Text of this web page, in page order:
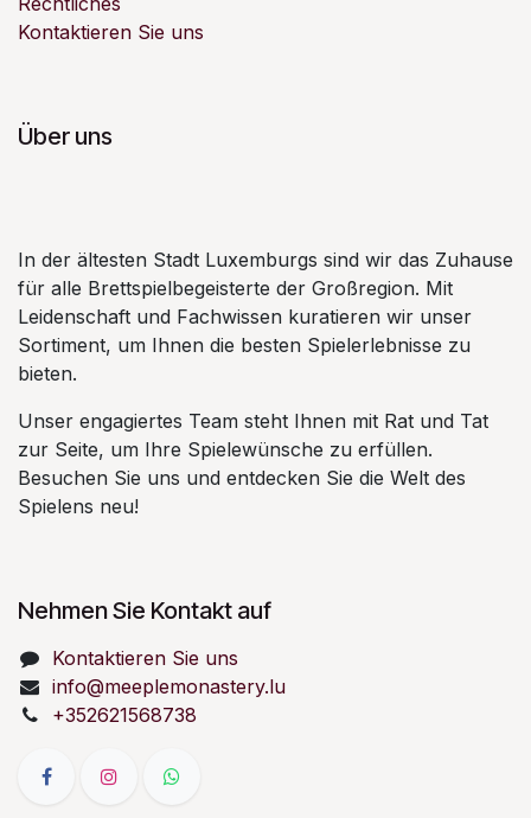
Kontaktieren Sie uns
Über uns
In der ältesten Stadt Luxemburgs sind wir das Zuhause
für alle Brettspielbegeisterte der Großregion. Mit
Leidenschaft und Fachwissen kuratieren wir unser
Sortiment, um Ihnen die besten Spielerlebnisse zu
bieten.
Unser engagiertes Team steht Ihnen mit Rat und Tat
zur Seite, um Ihre Spielewünsche zu erfüllen.
Besuchen Sie uns und entdecken Sie die Welt des
Spielens neu!
Nehmen Sie Kontakt auf
Kontaktieren Sie uns
info@meeplemonastery.lu
+352621568738